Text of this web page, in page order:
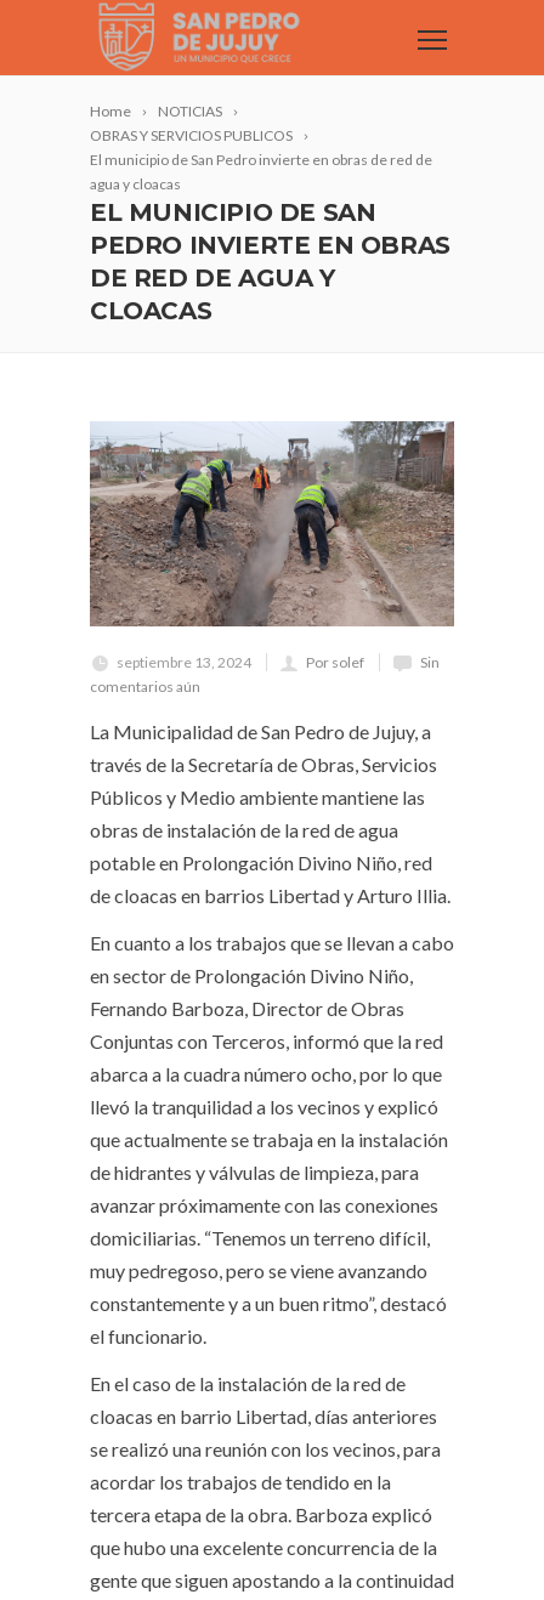
Home
NOTICIAS
OBRAS Y SERVICIOS PUBLICOS
El municipio de San Pedro invierte en obras de red de
agua y cloacas
EL MUNICIPIO DE SAN
PEDRO INVIERTE EN OBRAS
DE RED DE AGUA Y
CLOACAS
septiembre 13, 2024 Por solef
Sin
comentarios aún
La Municipalidad de San Pedro de Jujuy, a
través de la Secretaría de Obras, Servicios
Públicos y Medio ambiente mantiene las
obras de instalación de la red de agua
potable en Prolongación Divino Niño, red
de cloacas en barrios Libertad y Arturo Illia.
En cuanto a los trabajos que se llevan a cabo
en sector de Prolongación Divino Niño,
Fernando Barboza, Director de Obras
Conjuntas con Terceros, informó que la red
abarca a la cuadra número ocho, por lo que
llevó la tranquilidad a los vecinos y explicó
que actualmente se trabaja en la instalación
de hidrantes y válvulas de limpieza, para
avanzar próximamente con las conexiones
domiciliarias. “Tenemos un terreno difícil,
muy pedregoso, pero se viene avanzando
constantemente y a un buen ritmo”, destacó
el funcionario.
En el caso de la instalación de la red de
cloacas en barrio Libertad, días anteriores
se realizó una reunión con los vecinos, para
acordar los trabajos de tendido en la
tercera etapa de la obra. Barboza explicó
que hubo una excelente concurrencia de la
gente que siguen apostando a la continuidad